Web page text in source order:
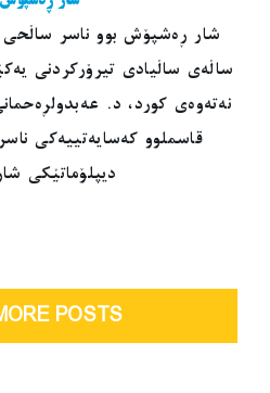
ساڵەی ساڵیادی تیرۆرکردنی
نەتەوەی کورد، د.
قاسملوو کەسایەتییەکی
دیپلۆماتێکی
POSTS